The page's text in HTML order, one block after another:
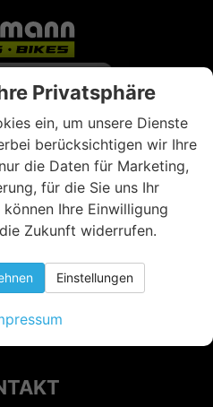
Privatsphäre
ein, um unsere Dienste
berücksichtigen wir Ihre
die Daten für Marketing,
für die Sie uns Ihr
Ihre Einwilligung
Zukunft widerrufen.
Einstellungen